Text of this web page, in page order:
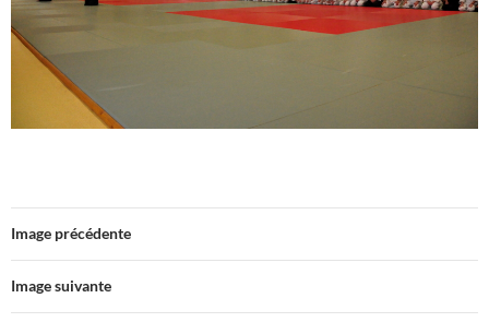
Image précédente
Image suivante